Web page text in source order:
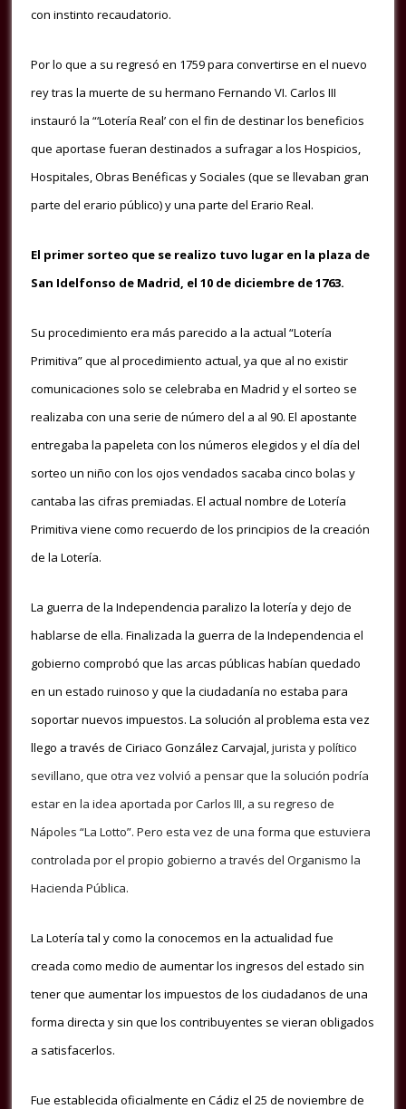
con instinto recaudatorio.
Por lo que a su regresó en 1759 para convertirse en el nuevo
rey tras la muerte de su hermano Fernando VI. Carlos III
instauró la “‘Lotería Real’ con el fin de destinar los beneficios
que aportase fueran destinados a sufragar a los Hospicios,
Hospitales, Obras Benéficas y Sociales (que se llevaban gran
parte del erario público) y una parte del Erario Real.
El primer sorteo que se realizo tuvo lugar en la plaza de
San Idelfonso de Madrid, el 10 de diciembre de 1763.
Su procedimiento era más parecido a la actual “Lotería
Primitiva” que al procedimiento actual, ya que al no existir
comunicaciones solo se celebraba en Madrid y el sorteo se
realizaba con una serie de número del a al 90.El apostante
entregaba la papeleta con los números elegidos y el día del
sorteo un niño con los ojos vendados sacaba cinco bolas y
cantaba las cifras premiadas.El actual nombre de Lotería
Primitiva viene como recuerdo de los principios de la creación
de la Lotería.
La guerra de la Independencia paralizo la lotería y dejo de
hablarse de ella.Finalizada la guerra de la Independencia el
gobierno comprobó que las arcas públicas habían quedado
en un estado ruinoso y que la ciudadanía no estaba para
soportar nuevos impuestos.La solución al problema esta vez
llego a través de Ciriaco González Carvajal,jurista y político
sevillano, que otra vez volvió a pensar que la solución podría
estar en la idea aportada por Carlos III, a su regreso de
Nápoles “La Lotto”.Pero esta vez de una forma que estuviera
controlada por el propio gobierno a través del Organismo la
Hacienda Pública.
La Lotería tal y como la conocemos en la actualidad fue
creada como medio de aumentar los ingresos del estado sin
tener que aumentar los impuestos de los ciudadanos de una
forma directa y sin que los contribuyentes se vieran obligados
a satisfacerlos.
Fue establecida oficialmente en Cádiz el 25 de noviembre de